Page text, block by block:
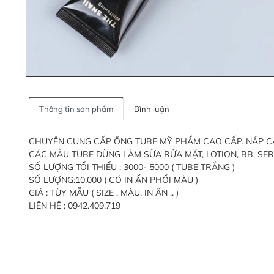
Thông tin sản phẩm Bình luận
CHUYÊN CUNG CẤP ỐNG TUBE MỸ PHẨM CAO CẤP. NẮP
CÁC MẪU TUBE DÙNG LÀM SỮA RỬA MẶT, LOTION, BB,
SỐ LƯỢNG TỐI THIỂU : 3000- 5000 ( TUBE TRẮNG )
SỐ LƯỢNG:10,000 ( CÓ IN ẤN PHỐI MÀU )
GIÁ : TÙY MẪU ( SIZE , MÀU, IN ẤN .. )
LIÊN HỆ : 0942.409.719